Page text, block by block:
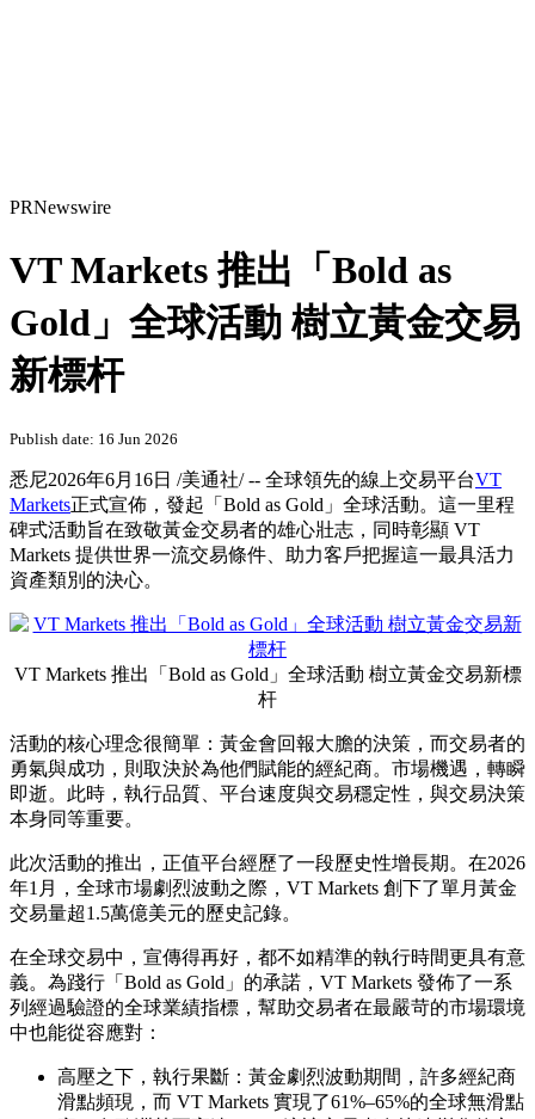
PRNewswire
VT Markets 推出「Bold as
Gold」全球活動 樹立黃金交易
新標杆
悉尼2026年6月16日/美通社/ -- 全球領先的線上交易平台VT
Markets正式宣佈，發起「Bold as Gold」全球活動。這一里程
碑式活動旨在致敬黃金交易者的雄心壯志，同時彰顯 VT
Markets 提供世界一流交易條件、助力客戶把握這一最具活力
杆
活動的核心理念很簡單：黃金會回報大膽的決策，而交易者的
勇氣與成功，則取決於為他們賦能的經紀商。市場機遇，轉瞬
本身同等重要。